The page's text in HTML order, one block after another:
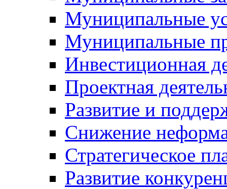
Муниципальные
Муниципальные
Инвестиционная
Проектная
Развитие и
Снижение
Стратегическое
Развитие